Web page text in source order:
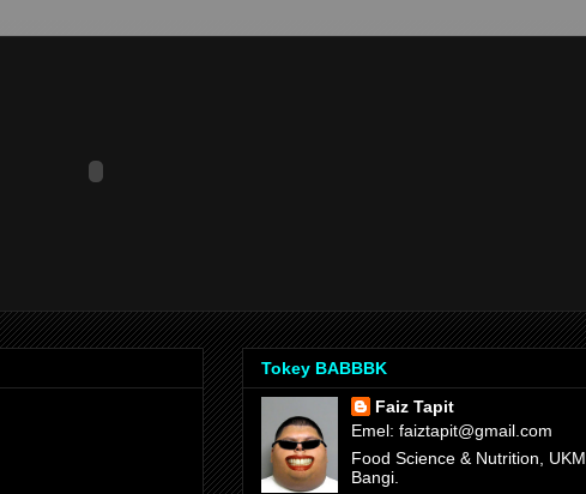
Tokey BABBBK
Faiz Tapit
Emel: faiztapit@gmail.com
Food Science & Nutrition, UKM
Bangi.